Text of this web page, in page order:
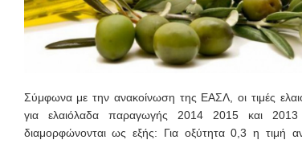
Σύμφωνα με την ανακοίνωση της ΕΑΣΛ, οι τιμές
για ελαιόλαδα παραγωγής 2014 2015 και
διαμορφώνονται ως εξής: Για οξύτητα 0,3 η τιμή